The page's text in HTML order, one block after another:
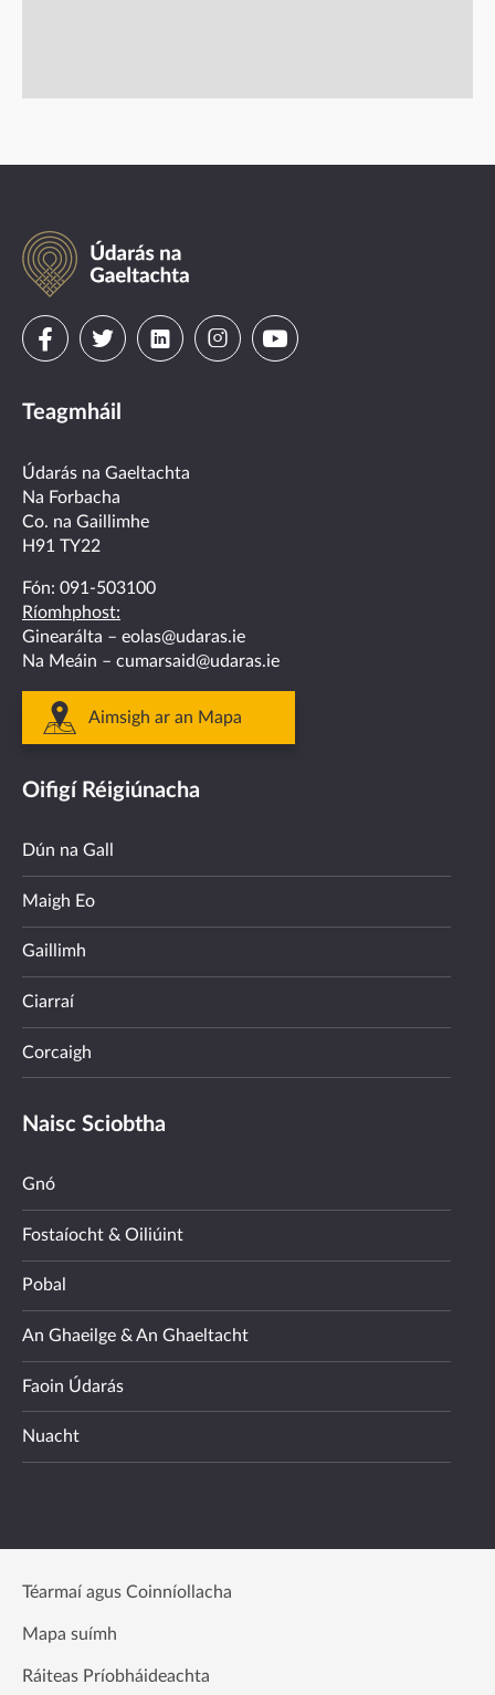
Údarás
na
Gaeltachta
Visit
on
facebook
Visit
on
twitter
Visit
linkedin
VisitVisit
Teagmháil
Údarás na Gaeltachta
Na Forbacha
Co. na Gaillimhe
H91 TY22
Fón: 091-503100
Ríomhphost:
Ginearálta – eolas@udaras.ie
Na Meáin – cumarsaid@udaras.ie
Aimsigh ar an Mapa
Oifigí Réigiúnacha
Dún na Gall
Maigh Eo
Gaillimh
Ciarraí
Corcaigh
Naisc Sciobtha
Gnó
Fostaíocht & Oiliúint
Pobal
An Ghaeilge & An Ghaeltacht
Faoin Údarás
Nuacht
Téarmaí agus Coinníollacha
Mapa suímh
Ráiteas Príobháideachta